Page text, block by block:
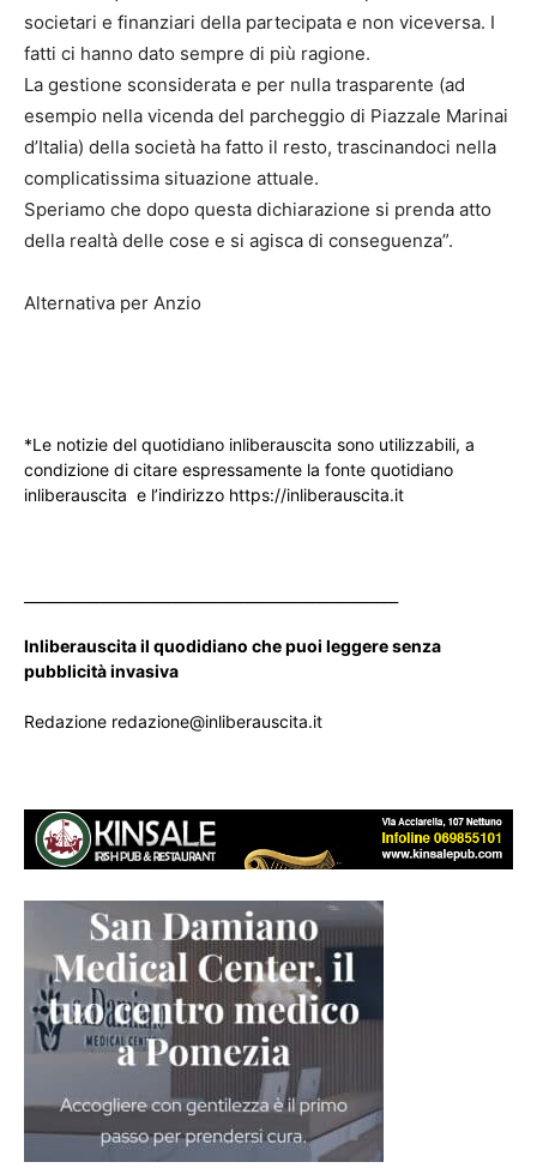
societari e finanziari della partecipata e non viceversa. I
fatti ci hanno dato sempre di più ragione.
La gestione sconsiderata e per nulla trasparente (ad
esempio nella vicenda del parcheggio di Piazzale Marinai
d’Italia) della società ha fatto il resto, trascinandoci nella
complicatissima situazione attuale.
Speriamo che dopo questa dichiarazione si prenda atto
della realtà delle cose e si agisca di conseguenza”.
Alternativa per Anzio
*Le notizie del quotidiano inliberauscita sono utilizzabili, a
condizione di citare espressamente la fonte quotidiano
inliberauscita e l’indirizzo https://inliberauscita.it
Inliberauscita il quodidiano che puoi leggere senza
pubblicità invasiva
Redazione redazione@inliberauscita.it